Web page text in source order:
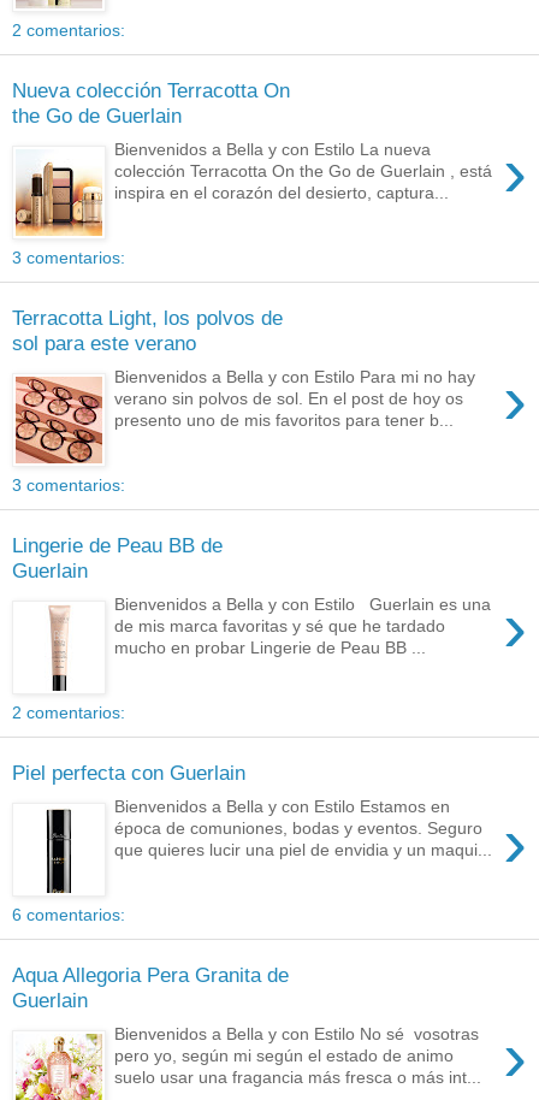
2 comentarios:
Nueva colección Terracotta On
the Go de Guerlain
›
Bienvenidos a Bella y con Estilo La nueva
colección Terracotta On the Go de Guerlain , está
inspira en el corazón del desierto, captura...
3 comentarios:
Terracotta Light, los polvos de
sol para este verano
›
Bienvenidos a Bella y con Estilo Para mi no hay
verano sin polvos de sol. En el post de hoy os
presento uno de mis favoritos para tener b...
3 comentarios:
Lingerie de Peau BB de
Guerlain
›
Bienvenidos a Bella y con Estilo Guerlain es una
de mis marca favoritas y sé que he tardado
mucho en probar Lingerie de Peau BB ...
2 comentarios:
Piel perfecta con Guerlain
›
Bienvenidos a Bella y con Estilo Estamos en
época de comuniones, bodas y eventos. Seguro
que quieres lucir una piel de envidia y un maqui...
6 comentarios:
Aqua Allegoria Pera Granita de
Guerlain
›
Bienvenidos a Bella y con Estilo No sé vosotras
pero yo, según mi según el estado de animo
suelo usar una fragancia más fresca o más int...